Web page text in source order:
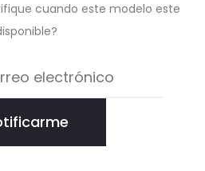
cuando este modelo este